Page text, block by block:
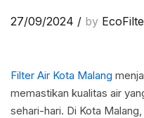
27/09/2024 / by
Filter Air Kota Malang
memastikan kualitas air
sehari-hari. Di Kota